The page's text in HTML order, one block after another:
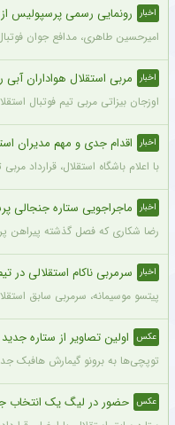
اخبار رونمایی رسمی پرسپولیس
امیرحسین طاهری، مدافع جوان
اخبار مربی استقلال هواداران
اوزجان بیزاتی مربی تیم فوتبال
اخبار اقدام جدی و مهم مدیران
با اعلام باشگاه استقلال، قرارداد
اخبار ماجراجویی ستاره جنجالی
رضا شکاری که فصل گذشته پیراهن
اخبار سرمربی ناکام استقلالی در
پیتسو موسیمانه، سرمربی سابق
عکس اولین تصاویر از ستاره
توپچی‌ها به برونو گیمارش هافبک
عکس حضور در لیگ یک انتخاب